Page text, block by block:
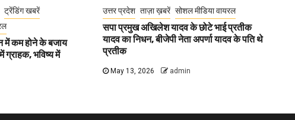
ट्रेंडिंग खबरें
में कम होने के बजाय
भविष्य में
उत्तर प्रदेश ताज़ा ख़बरें सोशल मीडिया वायरल
सपा प्रमुख अखिलेश यादव के छोटे भाई प्रतीक
यादव का निधन, बीजेपी नेता अपर्णा यादव के पति थे
प्रतीक
May 13, 2026 admin